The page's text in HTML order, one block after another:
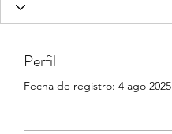
Perfil
Fecha de registro: 4 ago 2025